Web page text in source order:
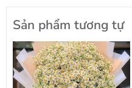
Sản phẩm tương tự